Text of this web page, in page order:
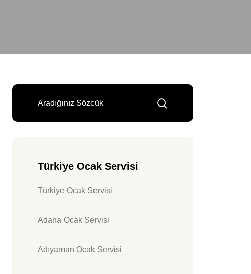
Türkiye Ocak Servisi
Türkiye Ocak Servisi
Adana Ocak Servisi
Adıyaman Ocak Servisi